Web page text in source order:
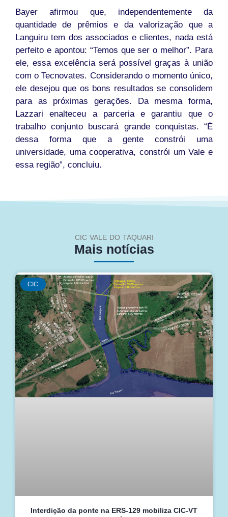
Bayer afirmou que, independentemente da
quantidade de prêmios e da valorização que a
Languiru tem dos associados e clientes, nada está
perfeito e apontou: “Temos que ser o melhor”. Para
ele, essa excelência será possível graças à união
com o Tecnovates. Considerando o momento único,
ele desejou que os bons resultados se consolidem
para as próximas gerações. Da mesma forma,
Lazzari enalteceu a parceria e garantiu que o
trabalho conjunto buscará grande conquistas. “É
dessa forma que a gente constrói uma
universidade, uma cooperativa, constrói um Vale e
essa região”, concluiu.
CIC VALE DO TAQUARI
Mais notícias
CIC
Interdição da ponte na ERS-129 mobiliza CIC-VT